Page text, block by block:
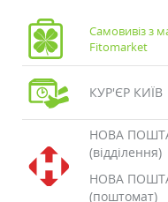
Самовивіз з
Fitomarket
КУР'ЄР КИЇВ
НОВА
(відділення)
НОВА
(поштомат)